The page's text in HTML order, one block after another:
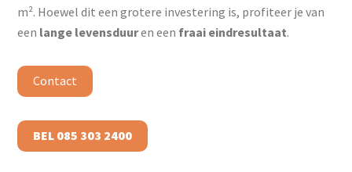
m². Hoewel dit een grotere investering is, profiteer je van
een lange levensduuren een fraai eindresultaat.
Contact
BEL 085 303 2400